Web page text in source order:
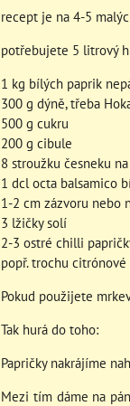
recept je na 4-5
potřebujete 5 litrový
1 kg bílých paprik
300 g dýně, třeba
500 g cukru
200 g cibule
8 stroužku česneku
1 dcl octa balsamico
1-2 cm zázvoru nebo
3 lžičky solí
2-3 ostré chilli
popř. trochu
Pokud použijete
Tak hurá do toho:
Papričky nakrájíme
Mezi tím dáme na